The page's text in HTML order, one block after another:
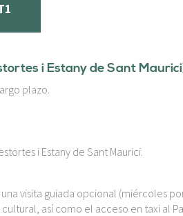
i Estany de Sant
plazo.
i Estany de Sant Maurici.
visita guiada opcional (miércoles
así como el acceso en taxi al